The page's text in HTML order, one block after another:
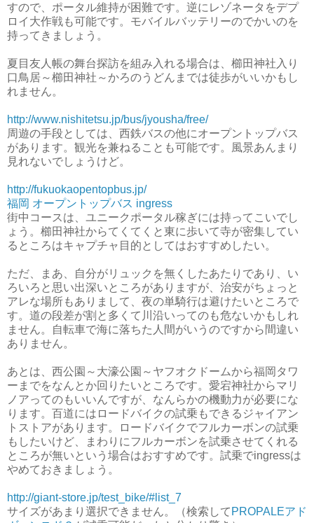
すので、ポータル維持が困難です。逆にレゾネータをデプ
ロイ大作戦も可能です。モバイルバッテリーのでかいのを
持ってきましょう。
夏目友人帳の舞台探訪を組み入れる場合は、櫛田神社入り
口鳥居～櫛田神社～かろのうどんまでは徒歩がいいかもし
れません。
http://www.nishitetsu.jp/bus/jyousha/free/
周遊の手段としては、西鉄バスの他にオープントップバス
があります。観光を兼ねることも可能です。風景あんまり
見れないでしょうけど。
http://fukuokaopentopbus.jp/
福岡 オープントップバス ingress
街中コースは、ユニークポータル稼ぎには持ってこいでし
ょう。櫛田神社からてくてくと東に歩いて寺が密集してい
るところはキャプチャ目的としてはおすすめしたい。
ただ、まあ、自分がリュックを無くしたあたりであり、い
ろいろと思い出深いところがありますが、治安がちょっと
アレな場所もありまして、夜の単騎行は避けたいところで
す。道の段差が割と多くて川沿いってのも危ないかもしれ
ません。自転車で海に落ちた人間がいうのですから間違い
ありません。
あとは、西公園～大濠公園～ヤフオクドームから福岡タワ
ーまでをなんとか回りたいところです。愛宕神社からマリ
ノアってのもいいんですが、なんらかの機動力が必要にな
ります。百道にはロードバイクの試乗もできるジャイアン
トストアがあります。ロードバイクでフルカーボンの試乗
もしたいけど、まわりにフルカーボンを試乗させてくれる
ところが無いという場合はおすすめです。試乗でingressは
やめておきましょう。
http://giant-store.jp/test_bike/#list_7
サイズがあまり選択できません。（検索して PROPALEアド